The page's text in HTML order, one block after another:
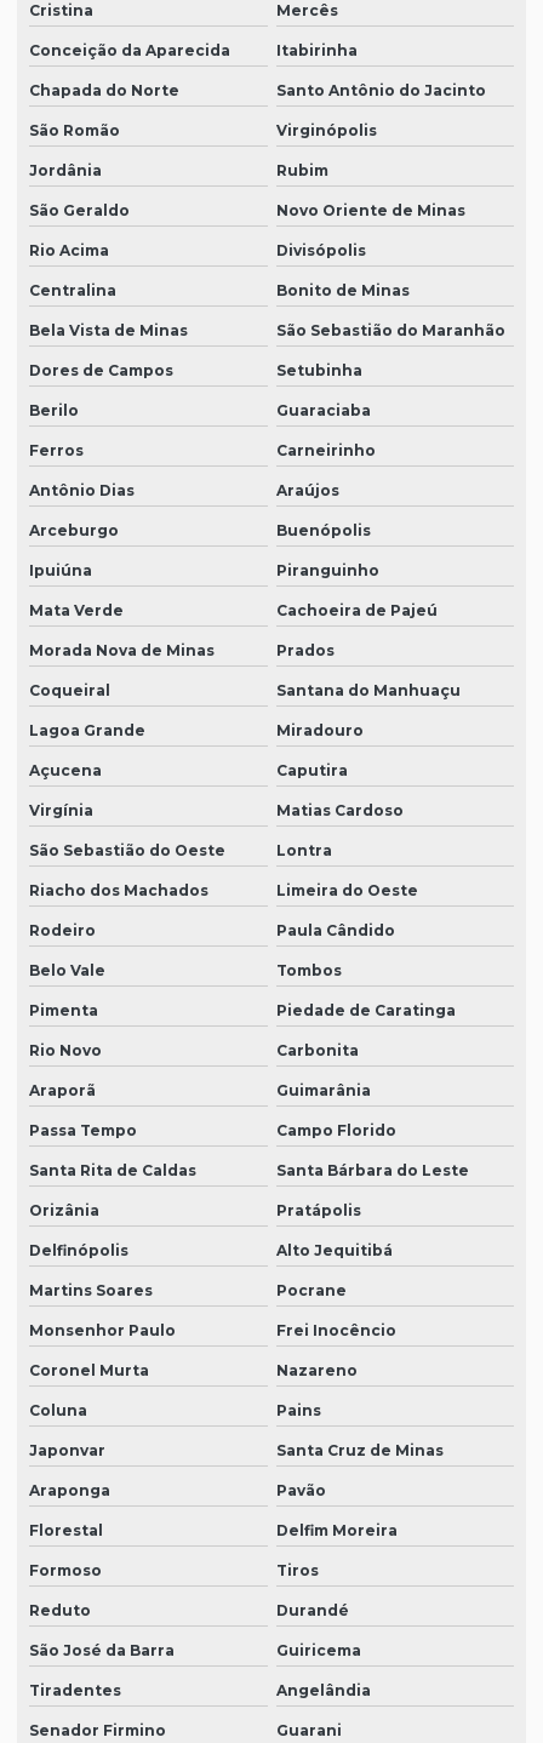
Cristina Mercês
Conceição da Aparecida Itabirinha
Chapada do Norte Santo Antônio do Jacinto
São Romão Virginópolis
Jordânia Rubim
São Geraldo Novo Oriente de Minas
Rio Acima Divisópolis
Centralina Bonito de Minas
Bela Vista de Minas São Sebastião do Maranhão
Dores de Campos Setubinha
Berilo Guaraciaba
Ferros Carneirinho
Antônio Dias Araújos
Arceburgo Buenópolis
Ipuiúna Piranguinho
Mata Verde Cachoeira de Pajeú
Morada Nova de Minas Prados
Coqueiral Santana do Manhuaçu
Lagoa Grande Miradouro
Açucena Caputira
Virgínia Matias Cardoso
São Sebastião do Oeste Lontra
Riacho dos Machados Limeira do Oeste
Rodeiro Paula Cândido
Belo Vale Tombos
Pimenta Piedade de Caratinga
Rio Novo Carbonita
Araporã Guimarânia
Passa Tempo Campo Florido
Santa Rita de Caldas Santa Bárbara do Leste
Orizânia Pratápolis
Delfinópolis Alto Jequitibá
Martins Soares Pocrane
Monsenhor Paulo Frei Inocêncio
Coronel Murta Nazareno
Coluna Pains
Japonvar Santa Cruz de Minas
Araponga Pavão
Florestal Delfim Moreira
Formoso Tiros
Reduto Durandé
São José da Barra Guiricema
Tiradentes Angelândia
Senador Firmino Guarani